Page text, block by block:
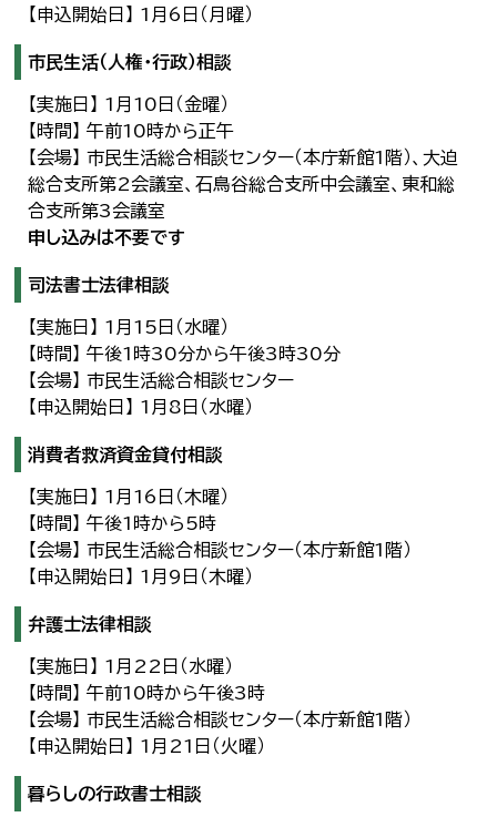
【申込開始日】 1月6日（月曜）
市民生活（人権・行政）相談
【実施日】 1月10日（金曜）
【時間】 午前10時から正午
【会場】 市民生活総合相談センター（本庁新館1階）、大迫
総合支所第2会議室、石鳥谷総合支所中会議室、東和総
合支所第3会議室
申し込みは不要です
司法書士法律相談
【実施日】 1月15日（水曜）
【時間】 午後1時30分から午後3時30分
【会場】 市民生活総合相談センター
【申込開始日】 1月8日（水曜）
消費者救済資金貸付相談
【実施日】 1月16日（木曜）
【時間】 午後1時から5時
【会場】 市民生活総合相談センター（本庁新館1階）
【申込開始日】 1月9日（木曜）
弁護士法律相談
【実施日】 1月22日（水曜）
【時間】 午前10時から午後3時
【会場】 市民生活総合相談センター（本庁新館1階）
【申込開始日】 1月21日（火曜）
暮らしの行政書士相談